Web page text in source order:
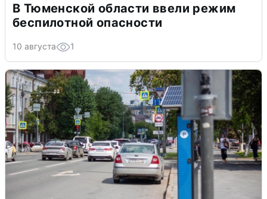
В Тюменской области ввели режим
беспилотной опасности
10 августа 1